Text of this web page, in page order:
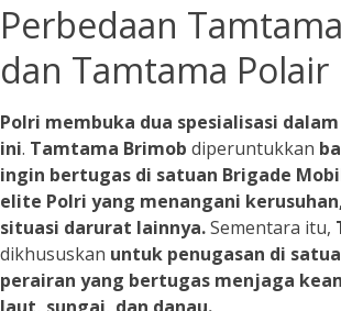
Perbedaan
dan Tamtama Polair
Polri membuka dua spesialisasi
ini. Tamtama Brimob diperuntukkan
ingin bertugas di satuan Brigade
elite Polri yang menangani
situasi darurat lainnya.Sementara itu,
dikhususkan untuk penugasan di
perairan yang bertugas menjaga